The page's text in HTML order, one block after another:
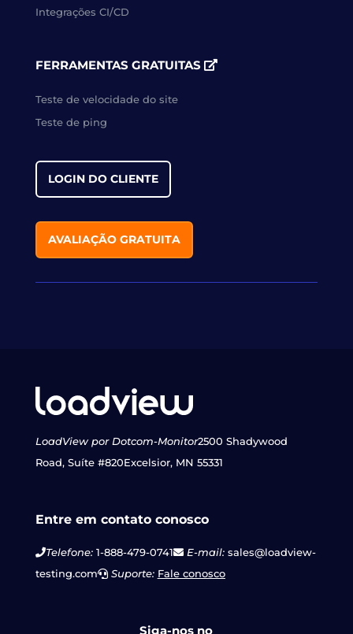
Integrações CI/CD
FERRAMENTAS GRATUITAS
Teste de velocidade do site
Teste de ping
LOGIN DO CLIENTE
AVALIAÇÃO GRATUITA
LoadView por Dotcom-Monitor2500 Shadywood
Road, Suíte #820Excelsior, MN 55331
Entre em contato conosco
Telefone:1-888-479-0741 E-mail:sales@loadview-
testing.com
Suporte: Fale conosco
Siga-nos no